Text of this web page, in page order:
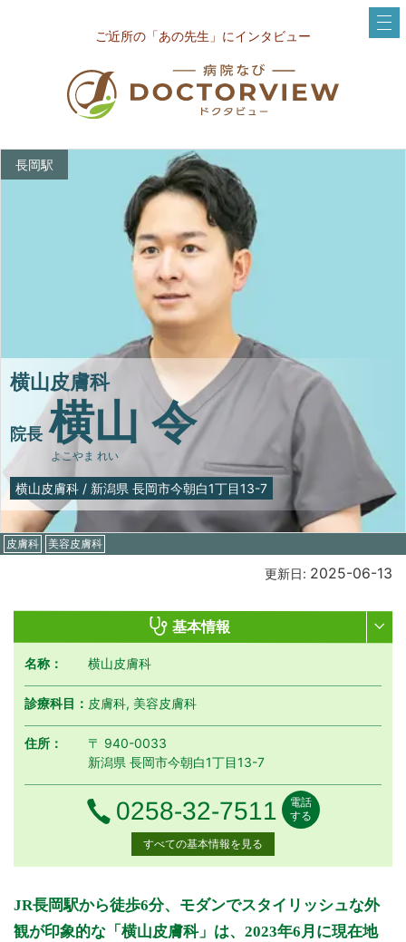
ご近所の「あの先生」にインタビュー
長岡駅
横山皮膚科
院長 横山 令
よこやま れい
横山皮膚科 / 新潟県 長岡市今朝白1丁目13-7
皮膚科 美容皮膚科
更新日: 2025-06-13
基本情報
名称： 横山皮膚科
診療科目： 皮膚科, 美容皮膚科
住所：
〒 940-0033
新潟県 長岡市今朝白1丁目13-7
電話番号
0258-32-7511 電話
する
すべての基本情報を見る
診療時間 月 月曜日火曜日 水曜日木曜日
金金曜日 日曜日
祝祝日
9:00～12:20
● ● ● ●
●
JR長岡駅から徒歩6分、モダンでスタイリッシュな外
観が印象的な「横山皮膚科」は、2023年6月に現在地